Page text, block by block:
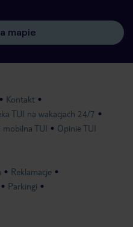
mapie
Kontakt
TUI na wakacjach 24/7
mobilna TUI Opinie TUI
Reklamacje
Parkingi